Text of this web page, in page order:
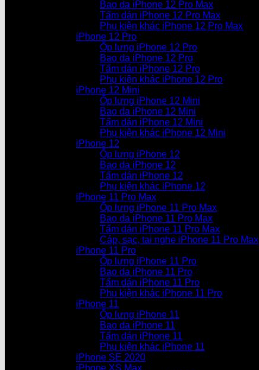
Bao da iPhone 12 Pro Max
Tấm dán iPhone 12 Pro Max
Phụ kiện khác iPhone 12 Pro Max
iPhone 12 Pro
Ốp lưng iPhone 12 Pro
Bao da iPhone 12 Pro
Tấm dán iPhone 12 Pro
Phụ kiện khác iPhone 12 Pro
iPhone 12 Mini
Ốp lưng iPhone 12 Mini
Bao da iPhone 12 Mini
Tấm dán iPhone 12 Mini
Phụ kiện khác iPhone 12 Mini
iPhone 12
Ốp lưng iPhone 12
Bao da iPhone 12
Tấm dán iPhone 12
Phụ kiện khác iPhone 12
iPhone 11 Pro Max
Ốp lưng iPhone 11 Pro Max
Bao da iPhone 11 Pro Max
Tấm dán iPhone 11 Pro Max
Cáp, sạc, tai nghe iPhone 11 Pro Max
iPhone 11 Pro
Ốp lưng iPhone 11 Pro
Bao da iPhone 11 Pro
Tấm dán iPhone 11 Pro
Phụ kiện khác iPhone 11 Pro
iPhone 11
Ốp lưng iPhone 11
Bao da iPhone 11
Tấm dán iPhone 11
Phụ kiện khác iPhone 11
iPhone SE 2020
iPhone XS Max